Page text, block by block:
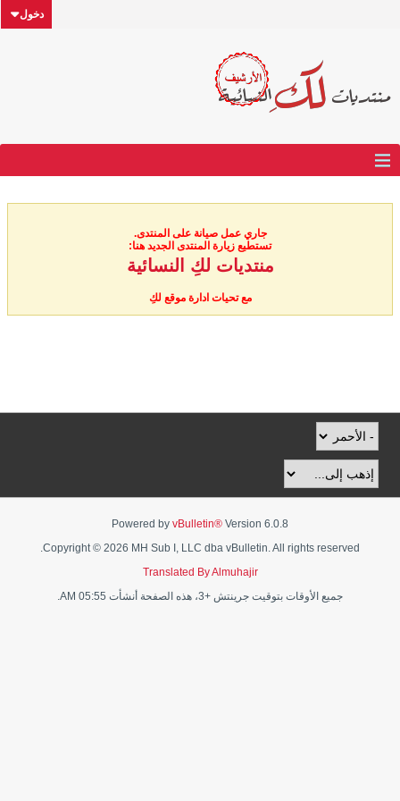
دخول
جاري عمل صيانة على المنتدى.
تستطيع زيارة المنتدى الجديد هنا:
منتديات لكِ النسائية
مع تحيات ادارة موقع لكِ
Powered by vBulletin® Version 6.0.8
Copyright © 2026 MH Sub I, LLC dba vBulletin. All rights reserved.
Translated By Almuhajir
جميع الأوقات بتوقيت جرينتش +3، هذه الصفحة أنشأت 05:55 AM.